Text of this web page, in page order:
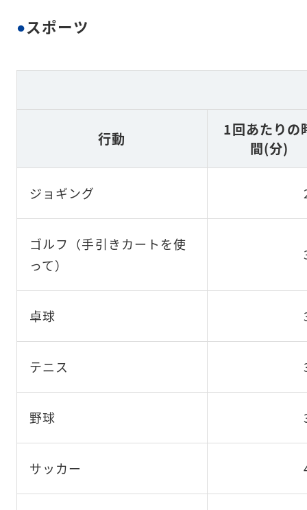
スポーツ
行動
1回あたりの
間(分)
ジョギング
ゴルフ（手引きカートを使
って）
卓球
テニス
野球
サッカー